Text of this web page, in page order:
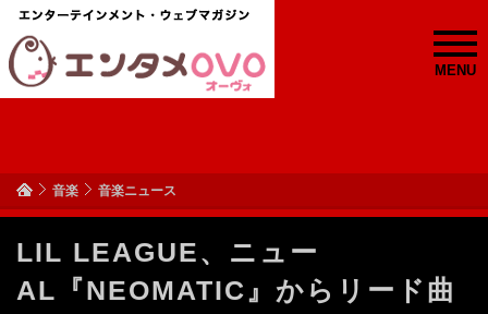
MENU
音楽 音楽ニュース
LIL LEAGUE、ニュー
AL『NEOMATIC』からリード曲